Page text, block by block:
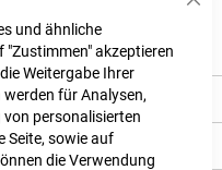
und ähnliche
"Zustimmen" akzeptieren
Weitergabe Ihrer
für Analysen,
personalisierten
Seite, sowie auf
die Verwendung